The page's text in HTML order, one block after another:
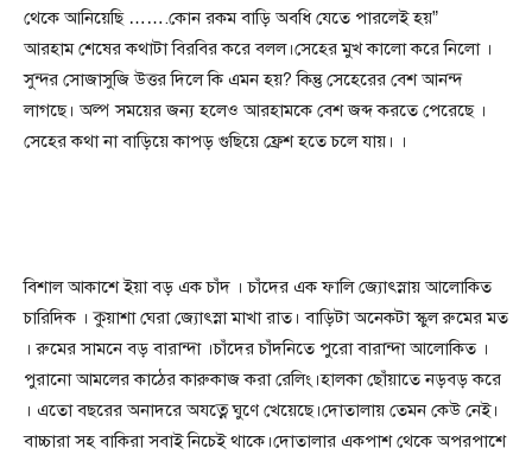
থেকে আনিয়েছি …….কোন রকম বাড়ি অবধি যেতে পারলেই হয়”
আরহাম শেষের কথাটা বিরবির করে বলল।সেহের মুখ কালো করে নিলো ।
সুন্দর সোজাসুজি উত্তর দিলে কি এমন হয়? কিন্তু সেহেরের বেশ আনন্দ
লাগছে। অল্প সময়ের জন্য হলেও আরহামকে বেশ জব্দ করতে পেরেছে ।
সেহের কথা না বাড়িয়ে কাপড় গুছিয়ে ফ্রেশ হতে চলে যায়। ।
বিশাল আকাশে ইয়া বড় এক চাঁদ । চাঁদের এক ফালি জ্যোৎস্নায় আলোকিত
চারিদিক । কুয়াশা ঘেরা জ্যোৎস্না মাখা রাত। বাড়িটা অনেকটা স্কুল রুমের মত
। রুমের সামনে বড় বারান্দা ।চাঁদের চাঁদনিতে পুরো বারান্দা আলোকিত ।
পুরানো আমলের কাঠের কারুকাজ করা রেলিং।হালকা ছোঁয়াতে নড়বড় করে
। এতো বছরের অনাদরে অযত্নে ঘুণে খেয়েছে।দোতালায় তেমন কেউ নেই।
বাচ্চারা সহ বাকিরা সবাই নিচেই থাকে।দোতালার একপাশ থেকে অপরপাশে